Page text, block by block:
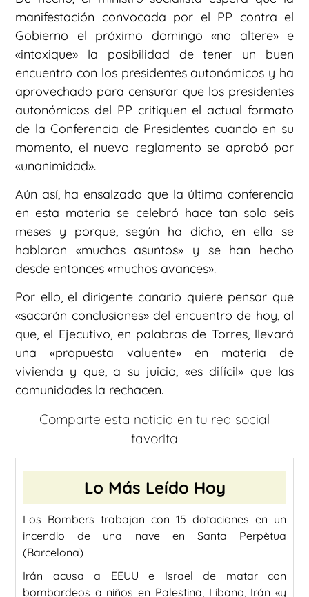
manifestación convocada por el PP contra el
Gobierno el próximo domingo «no altere» e
«intoxique» la posibilidad de tener un buen
encuentro con los presidentes autonómicos y ha
aprovechado para censurar que los presidentes
autonómicos del PP critiquen el actual formato
de la Conferencia de Presidentes cuando en su
momento, el nuevo reglamento se aprobó por
«unanimidad».
Aún así, ha ensalzado que la última conferencia
en esta materia se celebró hace tan solo seis
meses y porque, según ha dicho, en ella se
hablaron «muchos asuntos» y se han hecho
desde entonces «muchos avances».
Por ello, el dirigente canario quiere pensar que
«sacarán conclusiones» del encuentro de hoy, al
que, el Ejecutivo, en palabras de Torres, llevará
una «propuesta valuente» en materia de
vivienda y que, a su juicio, «es difícil» que las
comunidades la rechacen.
Comparte esta noticia en tu red social
favorita
Lo Más Leído Hoy
Los Bombers trabajan con 15 dotaciones en un
incendio de una nave en Santa Perpètua
(Barcelona)
Irán acusa a EEUU e Israel de matar con
bombardeos a niños en Palestina, Líbano, Irán «y